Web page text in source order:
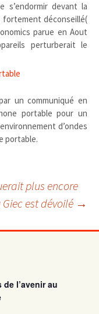
s’endormir devant la
déconseillé(
parue en Aout
perturberait le
un communiqué en
portable pour un
d’ondes
portable.
plus encore
est dévoilé →
l’avenir au